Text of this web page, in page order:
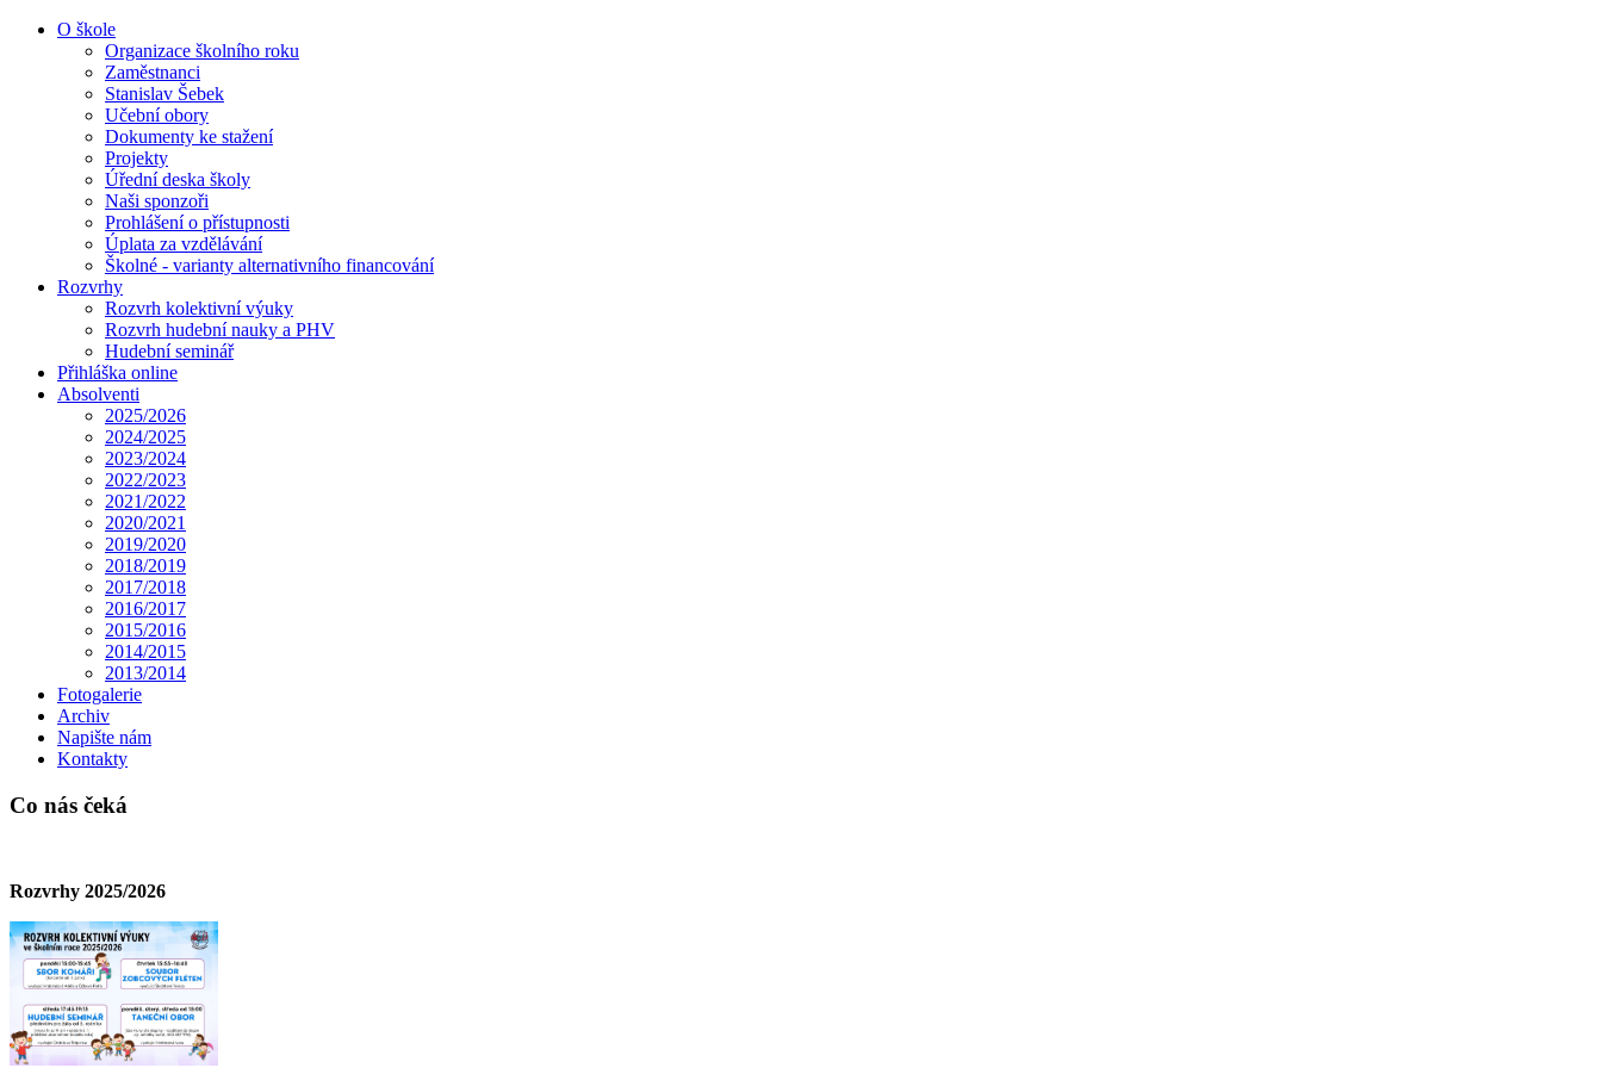
O škole
Organizace školního roku
Zaměstnanci
Stanislav Šebek
Učební obory
Dokumenty ke stažení
Projekty
Úřední deska školy
Naši sponzoři
Prohlášení o přístupnosti
Úplata za vzdělávání
Školné - varianty alternativního financování
Rozvrhy
Rozvrh kolektivní výuky
Rozvrh hudební nauky a PHV
Hudební seminář
Přihláška online
Absolventi
2025/2026
2024/2025
2023/2024
2022/2023
2021/2022
2020/2021
2019/2020
2018/2019
2017/2018
2016/2017
2015/2016
2014/2015
2013/2014
Fotogalerie
Archiv
Napište nám
Kontakty
Co nás čeká
Rozvrhy 2025/2026